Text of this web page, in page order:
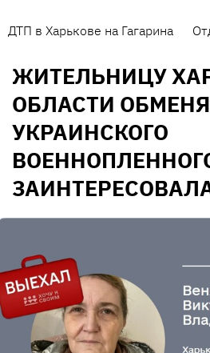
ДТП в Харькове на Гагарина
ЖИТЕЛЬНИЦУ
ОБЛАСТИ
УКРАИНСКОГО